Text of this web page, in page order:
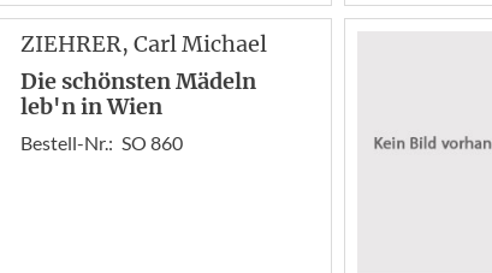
ZIEHRER, Carl Michael
Die schönsten Mädeln
leb'n in Wien
Bestell-Nr.: SO 860